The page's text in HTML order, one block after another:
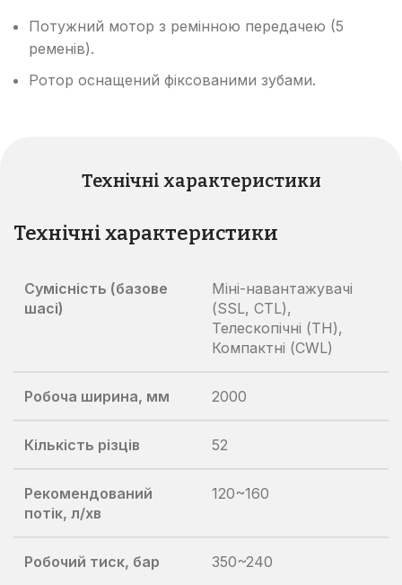
Потужний мотор з ремінною передачею (5
ременів).
Ротор оснащений фіксованими зубами.
Технічні характеристики
Технічні характеристики
Сумісність (базове
шасі)
Міні-навантажувачі
(SSL, CTL),
Телескопічні (TH),
Компактні (CWL)
Робоча ширина, мм 2000
Кількість різців 52
Рекомендований
потік, л/хв
120~160
Робочий тиск, бар 350~240